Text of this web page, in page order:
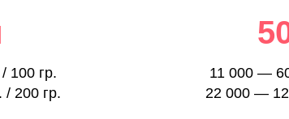
100 гр.
200 гр.
11 000 —
22 000 —